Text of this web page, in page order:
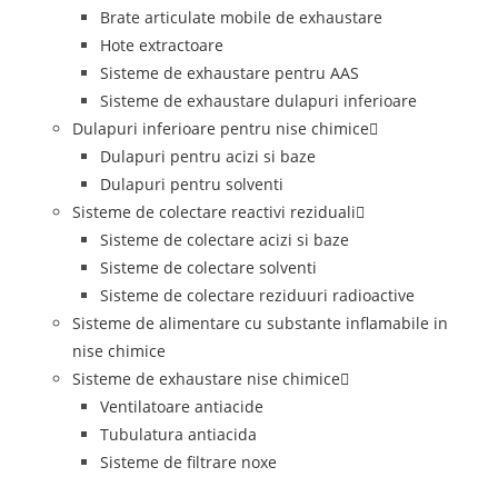
Brate articulate mobile de exhaustare
Hote extractoare
Sisteme de exhaustare pentru AAS
Sisteme de exhaustare dulapuri inferioare
Dulapuri inferioare pentru nise chimice
Dulapuri pentru acizi si baze
Dulapuri pentru solventi
Sisteme de colectare reactivi reziduali
Sisteme de colectare acizi si baze
Sisteme de colectare solventi
Sisteme de colectare reziduuri radioactive
Sisteme de alimentare cu substante inflamabile in
nise chimice
Sisteme de exhaustare nise chimice
Ventilatoare antiacide
Tubulatura antiacida
Sisteme de filtrare noxe